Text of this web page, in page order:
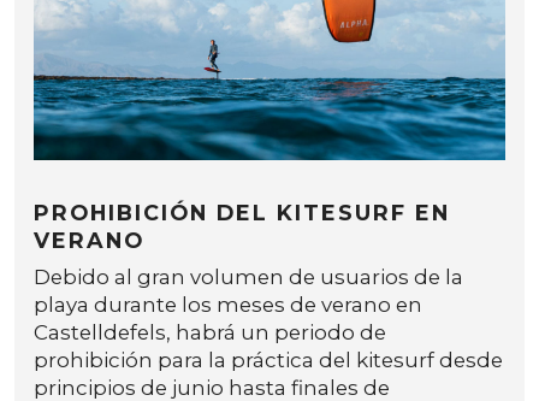
PROHIBICIÓN DEL KITESURF EN
VERANO
Debido al gran volumen de usuarios de la
playa durante los meses de verano en
Castelldefels, habrá un periodo de
prohibición para la práctica del kitesurf desde
principios de junio hasta finales de